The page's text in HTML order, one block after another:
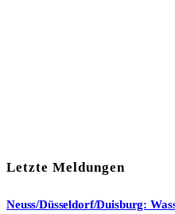
Letzte Meldungen
Neuss/Düsseldorf/Duisburg: